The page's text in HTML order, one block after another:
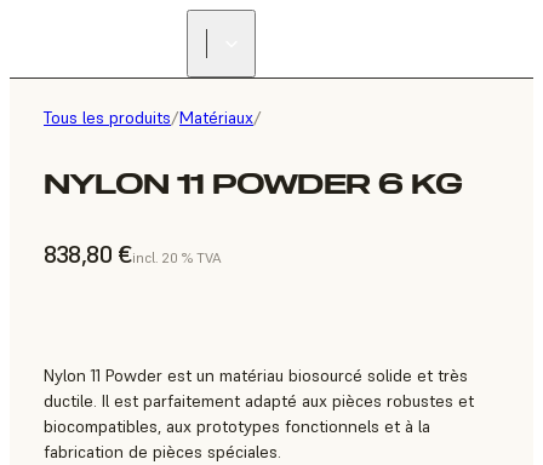
Tous les produits/Matériaux/
NYLON 11 POWDER 6 KG
838,80 €incl. 20 % TVA
Nylon 11 Powder est un matériau biosourcé solide et très
ductile. Il est parfaitement adapté aux pièces robustes et
biocompatibles, aux prototypes fonctionnels et à la
fabrication de pièces spéciales.